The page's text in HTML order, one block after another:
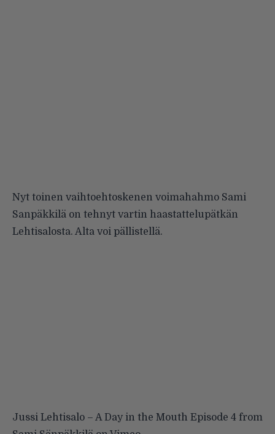
Nyt toinen vaihtoehtoskenen voimahahmo Sami
Sanpäkkilä on tehnyt vartin haastattelupätkän
Lehtisalosta. Alta voi pällistellä.
Jussi Lehtisalo – A Day in the Mouth Episode 4 from